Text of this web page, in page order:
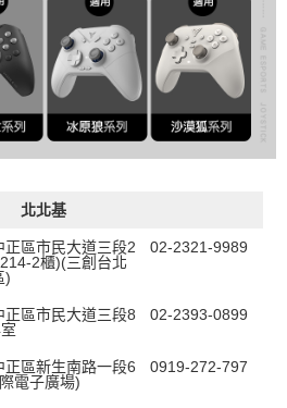
北北基
正區市民大道三段2
2櫃)(三創台北
)
02-2321-9989
正區市民大道三段8
02-2393-0899
正區新生南路一段6
電子廣場)
0919-272-797